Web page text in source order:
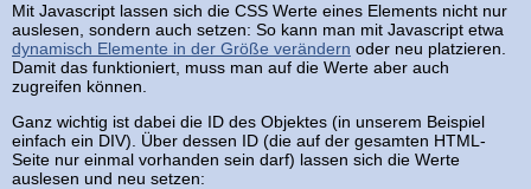
Mit Javascript lassen sich die CSS Werte eines Elements nicht nur
auslesen, sondern auch setzen: So kann man mit Javascript etwa
dynamisch Elemente in der Größe verändern oder neu platzieren.
Damit das funktioniert, muss man auf die Werte aber auch
zugreifen können.
Ganz wichtig ist dabei die ID des Objektes (in unserem Beispiel
einfach ein DIV). Über dessen ID (die auf der gesamten HTML-
Seite nur einmal vorhanden sein darf) lassen sich die Werte
auslesen und neu setzen: